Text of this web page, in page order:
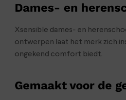
Dames- en
Xsensible dames- en
ontwerpen laat het merk zich
ongekend comfort biedt.
Gemaakt voor de